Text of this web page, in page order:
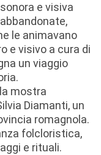
e visiva
le animavano
e visivo a cura di
un viaggio
mostra
Diamanti, un
romagnola.
folcloristica,
e rituali.